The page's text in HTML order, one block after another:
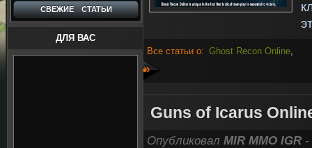
СВЕЖИЕ СТАТЬИ
ДЛЯ ВАС
Все статьи о: Ghost Recon Online,
»
Guns of Icarus
Опубликовал MIR MMO IGR -